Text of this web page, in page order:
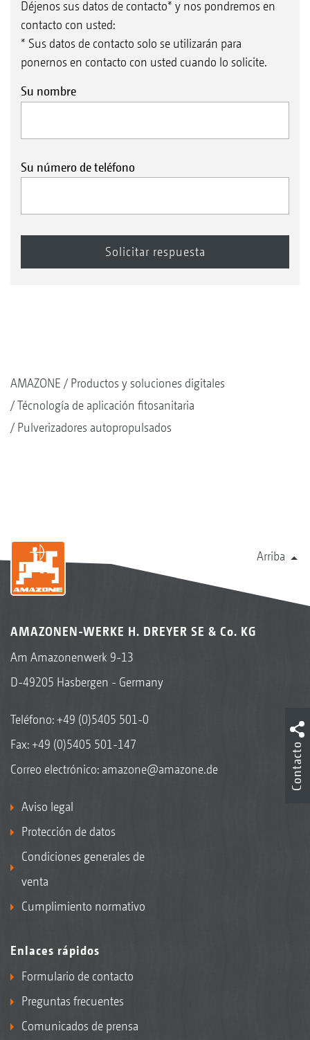
Déjenos sus datos de contacto* y nos pondremos en
contacto con usted:
* Sus datos de contacto solo se utilizarán para
ponernos en contacto con usted cuando lo solicite.
Su nombre
Su número de teléfono
AMAZONE
Productos y soluciones digitales
Técnología de aplicación fitosanitaria
Pulverizadores autopropulsados
Arriba
AMAZONEN-WERKE H. DREYER SE & Co. KG
Am Amazonenwerk 9-13
D-49205 Hasbergen - Germany
Teléfono:+49 (0)5405 501-0
Fax: +49 (0)5405 501-147
Correo electrónico: amazone@amazone.de
Aviso legal
Protección de datos
Condiciones generales de
venta
Cumplimiento normativo
Enlaces rápidos
Formulario de contacto
Preguntas frecuentes
Comunicados de prensa
Contacto